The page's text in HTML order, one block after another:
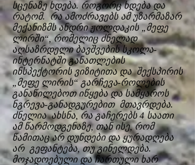
სცენაზე ხდება. როგორც ხდება და
რატომ. რა ამოძრავებს ამ უზარმაზარ
მექანიზმს ანდრი ჟოლდაკის „მეფე
ლირში“, რომელიც ძნელად
აღსაზრდელი ბავშვების სკოლა-
ინტერნატში განათლების
ინსპექტორის ვიზიტითა და შექსპირის
„მეფე ლირის“ გარჩევა-როლების
განაწილებოთ იწყება და სამყაროს
ნგრევა-განადგურებით მთავრდება.
ძნელია ახსნა, რა გაჩერებს 4 საათი
ამ წარმოდგენაზე, თან ისე, რომ
წამითაც არ დუნდები და ყურადღება
არ გეფანტება, თუ გინელდება.
მოჯადოებული და ჩართული ხარ